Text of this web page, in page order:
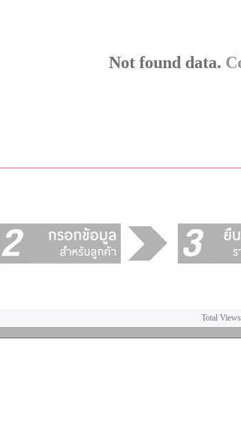
Not found data.
Total